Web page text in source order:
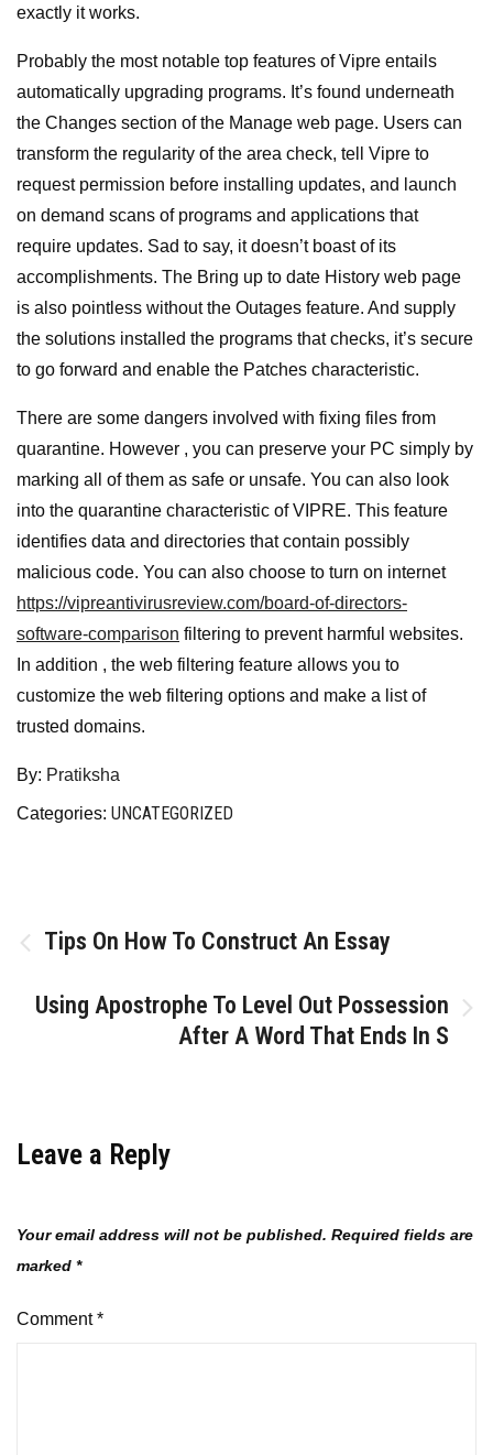
exactly it works.
Probably the most notable top features of Vipre entails
automatically upgrading programs. It’s found underneath
the Changes section of the Manage web page. Users can
transform the regularity of the area check, tell Vipre to
request permission before installing updates, and launch
on demand scans of programs and applications that
require updates. Sad to say, it doesn’t boast of its
accomplishments. The Bring up to date History web page
is also pointless without the Outages feature. And supply
the solutions installed the programs that checks, it’s secure
to go forward and enable the Patches characteristic.
There are some dangers involved with fixing files from
quarantine. However , you can preserve your PC simply by
marking all of them as safe or unsafe. You can also look
into the quarantine characteristic of VIPRE. This feature
identifies data and directories that contain possibly
malicious code. You can also choose to turn on internet
https://vipreantivirusreview.com/board-of-directors-
software-comparison filtering to prevent harmful websites.
In addition , the web filtering feature allows you to
customize the web filtering options and make a list of
trusted domains.
By: Pratiksha
Categories: UNCATEGORIZED
Post
navigation
Tips On How To Construct An Essay
Using Apostrophe To Level Out Possession
After A Word That Ends In S
Leave a Reply
Your email address will not be published. Required fields are
marked *
Comment*